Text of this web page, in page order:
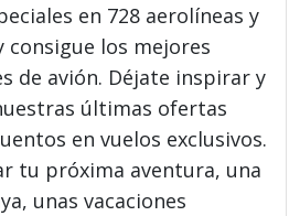
en 728 aerolíneas y
consigue los mejores
de avión. Déjate inspirar y
últimas ofertas
en vuelos exclusivos.
tu próxima aventura, una
unas vacaciones